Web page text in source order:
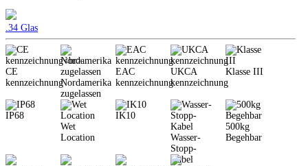
.34 Glas
CE
kennzeichnungNordamerika
zugelassen
EAC
kennzeichnung
UKCA
kennzeichnung
Klasse III
IP68
Wet
Location
IK10
Wasser-
Stopp-
Kabel
500kg
Begehbar